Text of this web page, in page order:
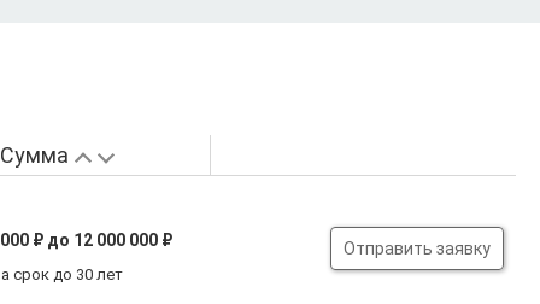
Сумма
₽ до 12 000 000 ₽
срок до 30 лет
Отправить заявку